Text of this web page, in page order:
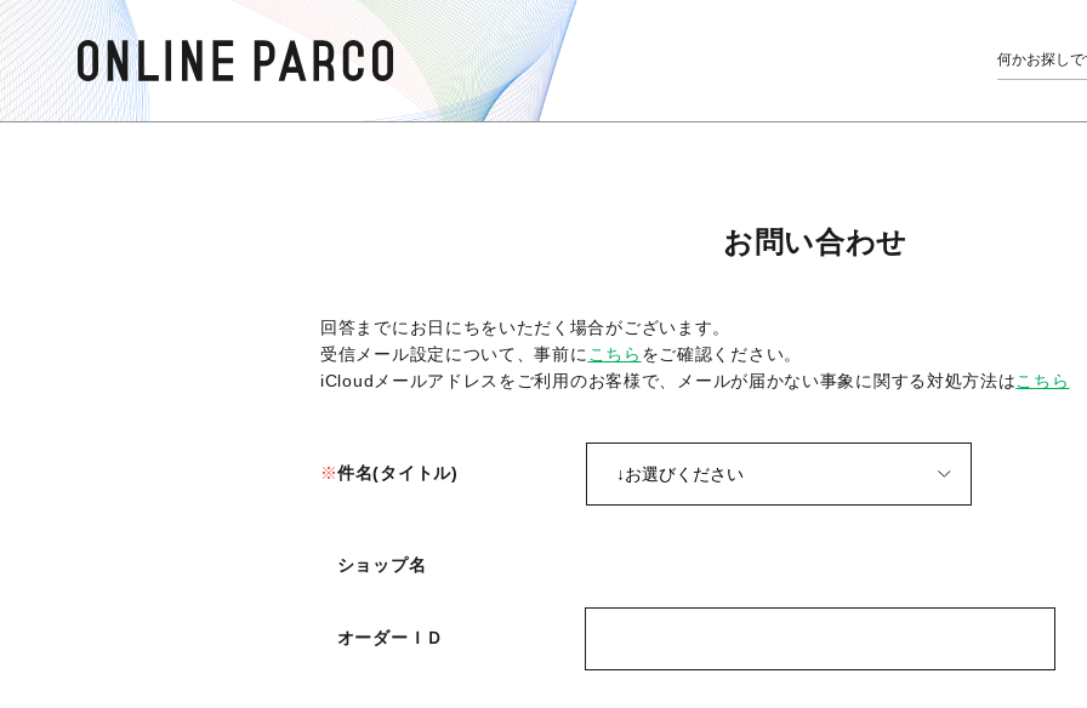
お問い合わせ
回答までにお日にちをいただく場合がございます。
受信メール設定について、事前に こちら をご確認ください。
iCloudメールアドレスをご利用のお客様で、メールが届かない事象に関する対処方法はこちら
件名(タイトル)
ショップ名
オーダーＩＤ